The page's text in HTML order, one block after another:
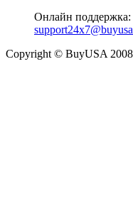
Онлайн поддержка:
Copyright © BuyUSA